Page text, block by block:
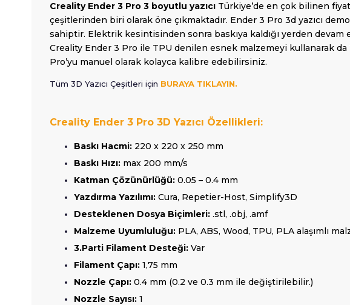
Creality Ender 3 Pro 3 boyutlu yazıcı Türkiye’de en çok bilinen
çeşitlerinden biri olarak öne çıkmaktadır. Ender 3 Pro 3d yazıcı
sahiptir. Elektrik kesintisinden sonra baskıya kaldığı yerden devam
Creality Ender 3 Pro ile TPU denilen esnek malzemeyi kullanarak
Pro’yu manuel olarak kolayca kalibre edebilirsiniz.
Tüm 3D Yazıcı Çeşitleri için BURAYA TIKLAYIN.
Creality Ender 3 Pro 3D Yazıcı Özellikleri:
Baskı Hacmi: 220 x 220 x 250 mm
Baskı Hızı: max 200 mm/s
Katman Çözünürlüğü: 0.05 – 0.4 mm
Yazdırma Yazılımı: Cura, Repetier-Host, Simplify3D
Desteklenen Dosya Biçimleri: .stl, .obj, .amf
Malzeme Uyumluluğu: PLA, ABS, Wood, TPU, PLA alaşımlı
3.Parti Filament Desteği: Var
Filament Çapı: 1,75 mm
Nozzle Çapı: 0.4 mm (0.2 ve 0.3 mm ile değiştirilebilir.)
Nozzle Sayısı: 1